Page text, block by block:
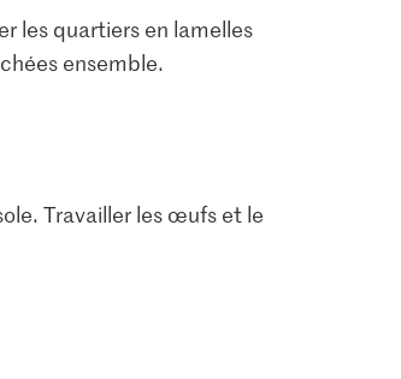
les quartiers en lamelles
ensemble.
Travailler les œufs et le